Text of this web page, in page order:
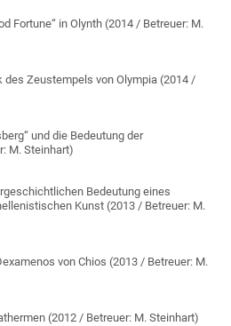
Fortune“ in Olynth (2014 / Betreuer: M.
des Zeustempels von Olympia (2014 /
und die Bedeutung der
M. Steinhart)
Bedeutung eines
Kunst (2013 / Betreuer: M.
von Chios (2013 / Betreuer: M.
(2012 / Betreuer: M. Steinhart)